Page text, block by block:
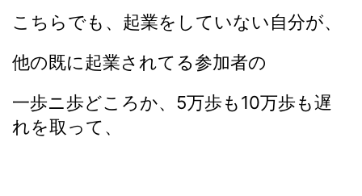
こちらでも、起業をしていない自分が、
他の既に起業されてる参加者の
一歩ニ歩どころか、5万歩も10万歩も遅
れを取って、